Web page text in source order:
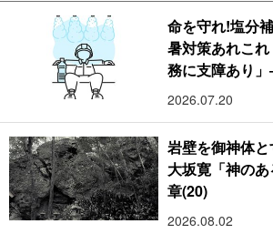
命を守れ!塩分
暑対策あれこ
務に支障あり
2026.07.20
岩壁を御神体
大坂寛「神の
章(20)
2026.08.02